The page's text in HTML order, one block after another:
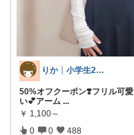
りか┊小学生2人4人家族2LDK暮らし
50%オフクーポン❣️フリル可愛
い💕アーム ...
￥ 1,100～
0 0 488